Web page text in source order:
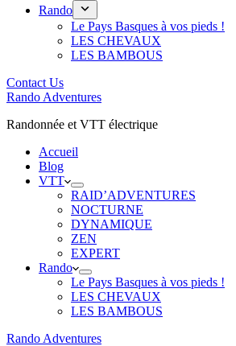
Rando
Le Pays Basques à vos pieds !
LES CHEVAUX
LES BAMBOUS
Contact Us
Rando Adventures
Randonnée et VTT électrique
Accueil
Blog
VTT
RAID’ADVENTURES
NOCTURNE
DYNAMIQUE
ZEN
EXPERT
Rando
Le Pays Basques à vos pieds !
LES CHEVAUX
LES BAMBOUS
Rando Adventures